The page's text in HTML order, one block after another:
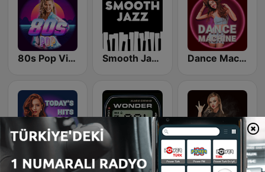
80s Pop Vibes Smooth Jazz - Groov Dance Machine
Beam FM Wonder 80's Classic Rock Station